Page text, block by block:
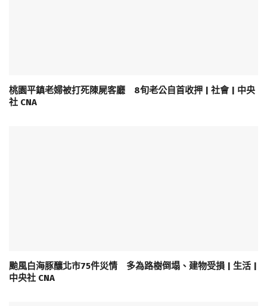
桃園平鎮老婦被打死陳屍客廳 8旬老公自首收押 | 社會 | 中央
社 CNA
颱風白海豚釀北市75件災情 多為路樹倒塌、建物受損 | 生活 |
中央社 CNA